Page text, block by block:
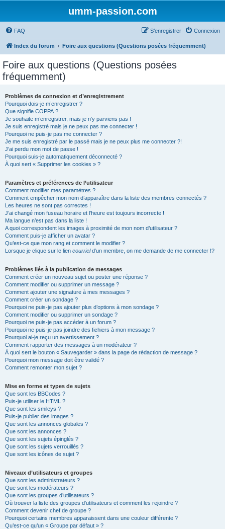
umm-passion.com
FAQ Connexion
S’enregistrer
Index du forum Foire aux questions (Questions posées fréquemment)
Foire aux questions (Questions posées
fréquemment)
Problèmes de connexion et d’enregistrement
Pourquoi dois-je m’enregistrer ?
Que signifie COPPA ?
Je souhaite m’enregistrer, mais je n’y parviens pas !
Je suis enregistré mais je ne peux pas me connecter !
Pourquoi ne puis-je pas me connecter ?
Je me suis enregistré par le passé mais je ne peux plus me connecter ?!
J’ai perdu mon mot de passe !
Pourquoi suis-je automatiquement déconnecté ?
À quoi sert « Supprimer les cookies » ?
Paramètres et préférences de l’utilisateur
Comment modifier mes paramètres ?
Comment empêcher mon nom d’apparaître dans la liste des membres connectés ?
Les heures ne sont pas correctes !
J’ai changé mon fuseau horaire et l’heure est toujours incorrecte !
Ma langue n’est pas dans la liste !
A quoi correspondent les images à proximité de mon nom d’utilisateur ?
Comment puis-je afficher un avatar ?
Qu’est-ce que mon rang et comment le modifier ?
Lorsque je clique sur le lien courrield’un membre, on me demande de me connecter !?
Problèmes liés à la publication de messages
Comment créer un nouveau sujet ou poster une réponse ?
Comment modifier ou supprimer un message ?
Comment ajouter une signature à mes messages ?
Comment créer un sondage ?
Pourquoi ne puis-je pas ajouter plus d’options à mon sondage ?
Comment modifier ou supprimer un sondage ?
Pourquoi ne puis-je pas accéder à un forum ?
Pourquoi ne puis-je pas joindre des fichiers à mon message ?
Pourquoi ai-je reçu un avertissement ?
Comment rapporter des messages à un modérateur ?
À quoi sert le bouton « Sauvegarder » dans la page de rédaction de message ?
Pourquoi mon message doit être validé ?
Comment remonter mon sujet ?
Mise en forme et types de sujets
Que sont les BBCodes ?
Puis-je utiliser le HTML ?
Que sont les smileys ?
Puis-je publier des images ?
Que sont les annonces globales ?
Que sont les annonces ?
Que sont les sujets épinglés ?
Que sont les sujets verrouillés ?
Que sont les icônes de sujet ?
Niveaux d’utilisateurs et groupes
Que sont les administrateurs ?
Que sont les modérateurs ?
Que sont les groupes d’utilisateurs ?
Où trouver la liste des groupes d’utilisateurs et comment les rejoindre ?
Comment devenir chef de groupe ?
Pourquoi certains membres apparaissent dans une couleur différente ?
Qu’est-ce qu’un « Groupe par défaut » ?